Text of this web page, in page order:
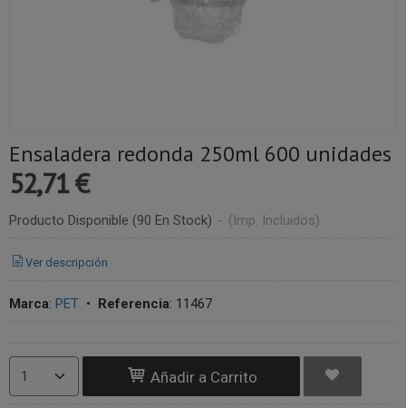
Ensaladera redonda 250ml 600 unidades
52,71 €
Producto Disponible (90 En Stock) - (Imp. Incluidos)
Ver descripción
Marca: PET • Referencia: 11467
Añadir a Carrito